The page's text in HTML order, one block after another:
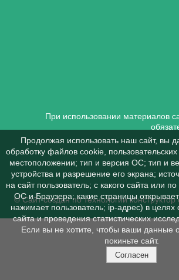
При использовании материалов
© Сайт создан по технологии конструктор
Продолжая использовать наш сайт, вы
обработку файлов cookie,
местоположении; тип и версия ОС; тип и
устройства и разрешение его экрана;
на сайт пользователь; с какого сайта или
ОС и Браузера; какие страницы
нажимает пользователь; ip-адрес) в
сайта и проведения статистических
Если вы не хотите, чтобы ваши данные
покиньте сайт.
Согласен